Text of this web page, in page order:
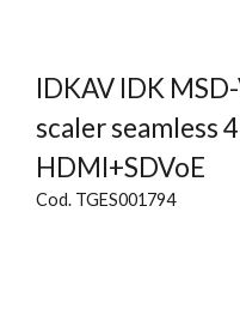
IDKAV IDK
scaler seamless
HDMI+SDVoE
Cod. TGES001794